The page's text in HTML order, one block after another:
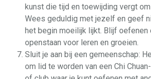
kunst die tijd en toewijding vergt
Wees geduldig met jezelf en geef
het begin moeilijk lijkt. Blijf oefenen
openstaan voor leren en groeien.
Sluit je aan bij een gemeenschap:
om lid te worden van een Chi